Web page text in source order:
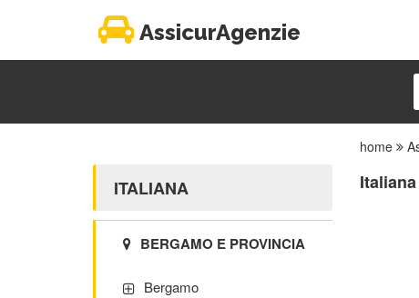
AssicurAgenzie
home
ITALIANA
BERGAMO E PROVINCIA
Bergamo